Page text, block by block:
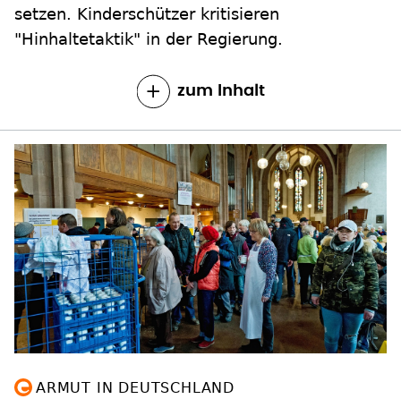
setzen. Kinderschützer kritisieren
"Hinhaltetaktik" in der Regierung.
zum Inhalt
ARMUT IN DEUTSCHLAND